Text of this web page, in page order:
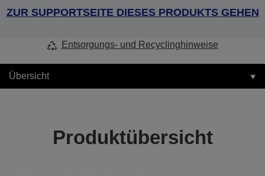
ZUR SUPPORTSEITE DIESES PRODUKTS GEHEN
Entsorgungs- und Recyclinghinweise
Übersicht
Produktübersicht